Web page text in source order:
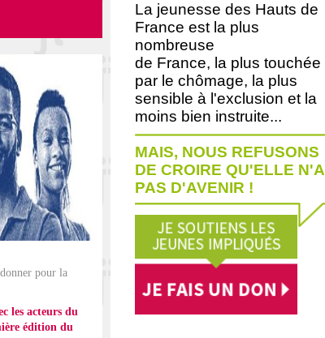
pour la
les acteurs du
édition du
La jeunesse des Hauts de
France est la plus
nombreuse
de France, la plus touchée
par le chômage, la plus
sensible à l'exclusion et la
moins bien instruite...
MAIS, NOUS REFUSONS
DE CROIRE QU'ELLE N'A
PAS D'AVENIR !